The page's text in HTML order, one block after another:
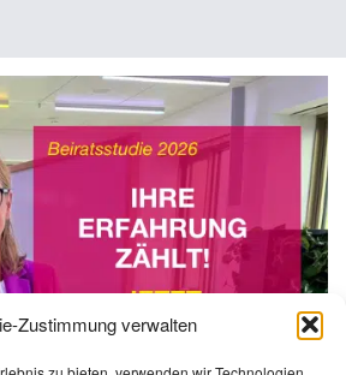
Zustimmung verwalten